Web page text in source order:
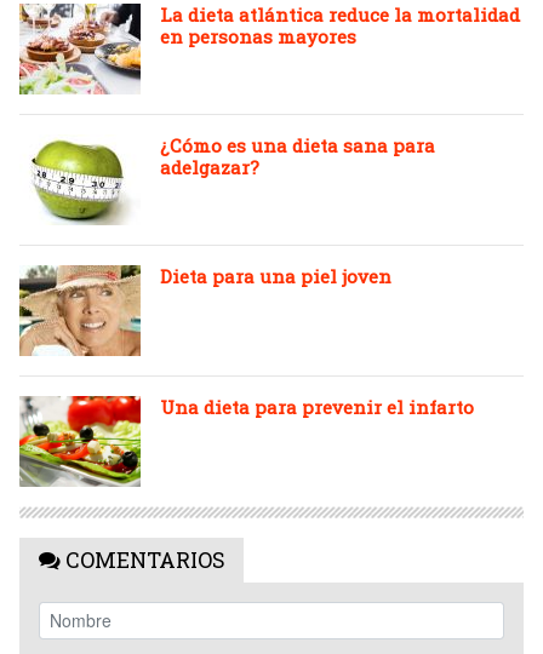
La dieta atlántica reduce la mortalidad
en personas mayores
¿Cómo es una dieta sana para
adelgazar?
Dieta para una piel joven
Una dieta para prevenir el infarto
COMENTARIOS